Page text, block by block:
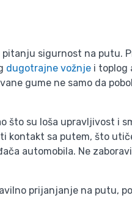
sigurnost na putu.
dugotrajne vožnje i toplog
gume ne samo da
što su loša upravljivost i
sa putem, što
automobila. Ne
prijanjanje na putu,